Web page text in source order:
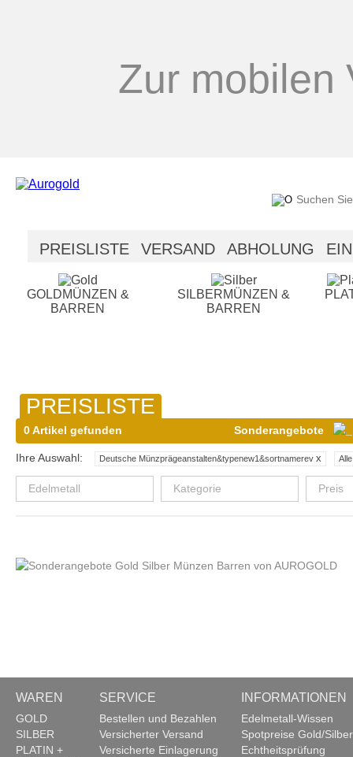
Zur mobilen
PREISLISTE VERSAND ABHOLUNG
GOLDMÜNZEN &
BARREN
SILBERMÜNZEN &
BARREN
PREISLISTE
0 Artikel gefunden Sonderangebote
Ihre Auswahl: Deutsche Münzprägeanstalten&typenew1&sortnamerev x
Edelmetall Kategorie Preis
WAREN
GOLD
SILBER
PLATIN +
SERVICE
Bestellen und Bezahlen
Versicherter Versand
Versicherte Einlagerung
INFORMATIONEN
Edelmetall-Wissen
Spotpreise Gold/Silber
Echtheitsprüfung